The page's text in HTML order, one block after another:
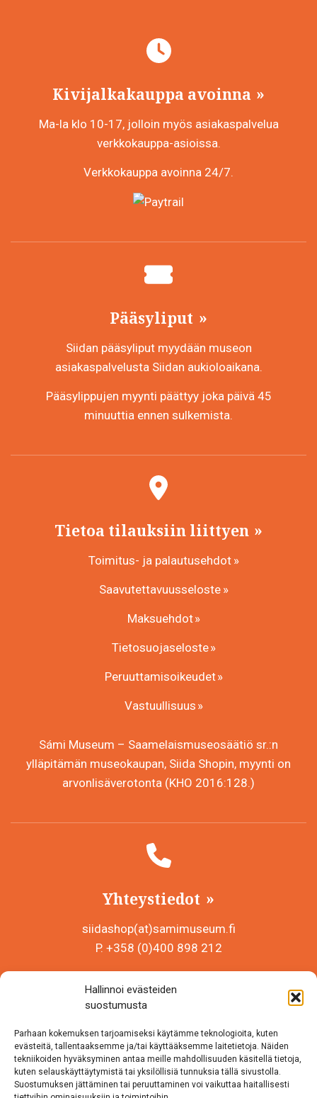
Hallinnoi evästeiden
suostumusta
Parhaan kokemuksen tarjoamiseksi käytämme teknologioita, kuten
evästeitä, tallentaaksemme ja/tai käyttääksemme laitetietoja. Näiden
tekniikoiden hyväksyminen antaa meille mahdollisuuden käsitellä tietoja,
kuten selauskäyttäytymistä tai yksilöllisiä tunnuksia tällä sivustolla.
Suostumuksen jättäminen tai peruuttaminen voi vaikuttaa haitallisesti
Kivijalkakauppa avoinna
Ma-la klo 10-17, jolloin myös asiakaspalvelua
verkkokauppa-asioissa.
Verkkokauppa avoinna 24/7.
Pääsyliput
Siidan pääsyliput myydään museon
asiakaspalvelusta Siidan aukioloaikana.
Pääsylippujen myynti päättyy joka päivä 45
minuuttia ennen sulkemista.
Tietoa tilauksiin liittyen
Toimitus- ja palautusehdot
Saavutettavuusseloste
Maksuehdot
Tietosuojaseloste
Peruuttamisoikeudet
Vastuullisuus
Sámi Museum – Saamelaismuseosäätiö sr.:n
ylläpitämän museokaupan, Siida Shopin, myynti on
arvonlisäverotonta (KHO 2016:128.)
Yhteystiedot
siidashop(at)samimuseum.fi
P. +358 (0)400 898 212
Y-tunnus 0625907-2
Inarintie 46
99870 Inari
Löydät meidät myös somesta!